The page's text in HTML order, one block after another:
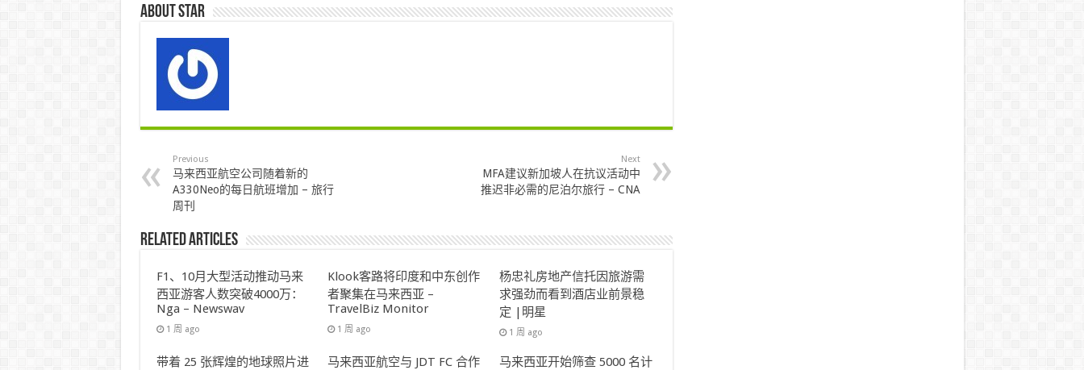
About star
Previous
马来西亚航空公司随着新的
A330Neo的每日航班增加 – 旅行
周刊
Next
MFA建议新加坡人在抗议活动中
推迟非必需的尼泊尔旅行 – CNA
Related Articles
F1、10月大型活动推动马来
西亚游客人数突破4000万：
Nga – Newswav
1 周 ago
Klook客路将印度和中东创作
者聚集在马来西亚 –
TravelBiz Monitor
1 周 ago
杨忠礼房地产信托因旅游需
求强劲而看到酒店业前景稳
定 |明星
1 周 ago
带着 25 张辉煌的地球照片进
马来西亚航空与 JDT FC 合作
马来西亚开始筛查 5000 名计